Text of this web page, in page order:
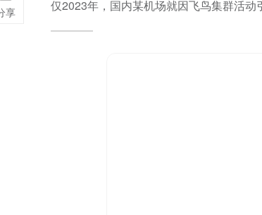
仅2023年，国内某机场就因飞鸟集群活动
享